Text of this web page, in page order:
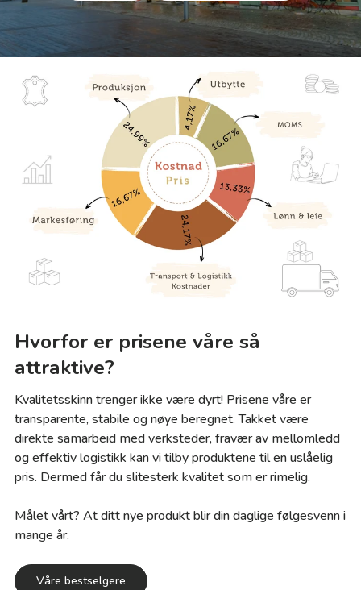
Hvorfor er prisene våre så
attraktive?
Kvalitetsskinn trenger ikke være dyrt! Prisene våre er
transparente, stabile og nøye beregnet. Takket være
direkte samarbeid med verksteder, fravær av mellomledd
og effektiv logistikk kan vi tilby produktene til en uslåelig
pris. Dermed får du slitesterk kvalitet som er rimelig.
Målet vårt? At ditt nye produkt blir din daglige følgesvenn i
mange år.
Våre bestselgere